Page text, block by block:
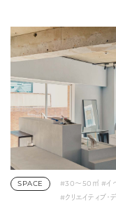
SPACE #30〜50㎡ #イ
#クリエイティブ・